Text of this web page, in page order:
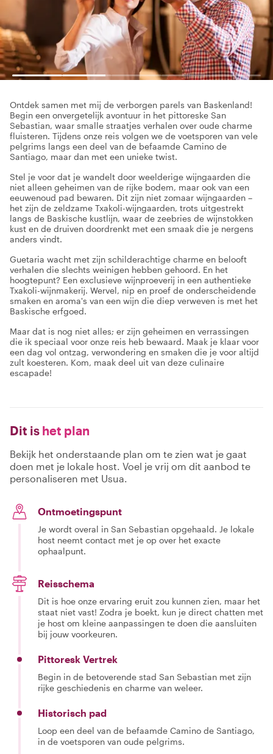
Ontdek samen met mij de verborgen parels van Baskenland!
Begin een onvergetelijk avontuur in het pittoreske San
Sebastian, waar smalle straatjes verhalen over oude charme
fluisteren. Tijdens onze reis volgen we de voetsporen van vele
pelgrims langs een deel van de befaamde Camino de
Santiago, maar dan met een unieke twist.
Stel je voor dat je wandelt door weelderige wijngaarden die
niet alleen geheimen van de rijke bodem, maar ook van een
eeuwenoud pad bewaren. Dit zijn niet zomaar wijngaarden –
het zijn de zeldzame Txakoli-wijngaarden, trots uitgestrekt
langs de Baskische kustlijn, waar de zeebries de wijnstokken
kust en de druiven doordrenkt met een smaak die je nergens
anders vindt.
Guetaria wacht met zijn schilderachtige charme en belooft
verhalen die slechts weinigen hebben gehoord. En het
hoogtepunt? Een exclusieve wijnproeverij in een authentieke
Txakoli-wijnmakerij. Wervel, nip en proef de onderscheidende
smaken en aroma's van een wijn die diep verweven is met het
Baskische erfgoed.
Maar dat is nog niet alles; er zijn geheimen en verrassingen
die ik speciaal voor onze reis heb bewaard. Maak je klaar voor
een dag vol ontzag, verwondering en smaken die je voor altijd
zult koesteren. Kom, maak deel uit van deze culinaire
escapade!
Dit is het plan
Bekijk het onderstaande plan om te zien wat je gaat
doen met je lokale host. Voel je vrij om dit aanbod te
personaliseren met Usua.
Ontmoetingspunt
Je wordt overal in San Sebastian opgehaald. Je lokale
host neemt contact met je op over het exacte
ophaalpunt.
Reisschema
Dit is hoe onze ervaring eruit zou kunnen zien, maar het
staat niet vast! Zodra je boekt, kun je direct chatten met
je host om kleine aanpassingen te doen die aansluiten
bij jouw voorkeuren.
Pittoresk Vertrek
Begin in de betoverende stad San Sebastian met zijn
rijke geschiedenis en charme van weleer.
Historisch pad
Loop een deel van de befaamde Camino de Santiago,
in de voetsporen van oude pelgrims.